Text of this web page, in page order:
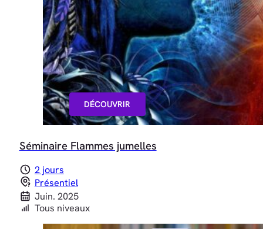
DÉCOUVRIR
Séminaire Flammes jumelles
2 jours
Présentiel
Juin. 2025
Tous niveaux